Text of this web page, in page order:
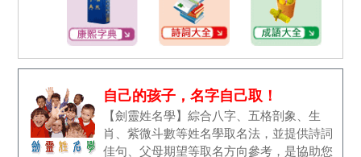
自己的孩子，名字自己取！
【劍靈姓名學】綜合八字、五格剖象、生
肖、紫微斗數等姓名學取名法，並提供詩詞
佳句、父母期望等取名方向參考，是協助您